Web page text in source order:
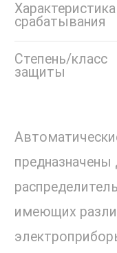
Характеристика
срабатывания
Степень/класс
защиты
имеющих